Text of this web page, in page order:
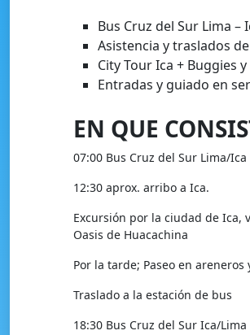
Bus Cruz del Sur Lima –
Asistencia y traslados
City Tour Ica + Buggies
Entradas y guiado en
EN QUE
07:00 Bus Cruz del Sur Lima/Ica
12:30 aprox. arribo a Ica.
Excursión por la ciudad de Ica,
Oasis de Huacachina
Por la tarde; Paseo en
Traslado a la estación de bus
18:30 Bus Cruz del Sur Ica/Lima